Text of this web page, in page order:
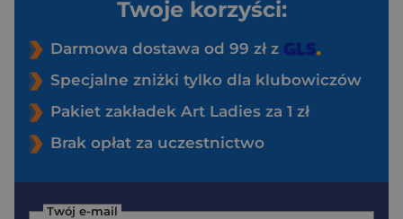
Twoje korzyści:
Darmowa dostawa od 99 zł z
Specjalne zniżki tylko dla klubowiczów
Pakiet zakładek Art Ladies za 1 zł
Brak opłat za uczestnictwo
Twój e-mail